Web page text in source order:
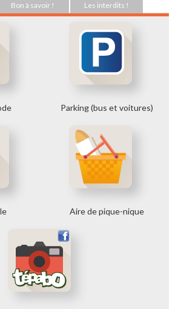
Bon à savoir ! Les interdits !
Parking (bus et voitures)
Aire de pique-nique